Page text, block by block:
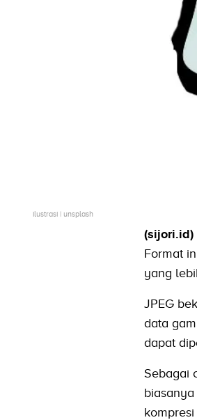
ilustrasi | unsplash
(sijori.id)
Format
yang
JPEG
data
dapat
Sebagai